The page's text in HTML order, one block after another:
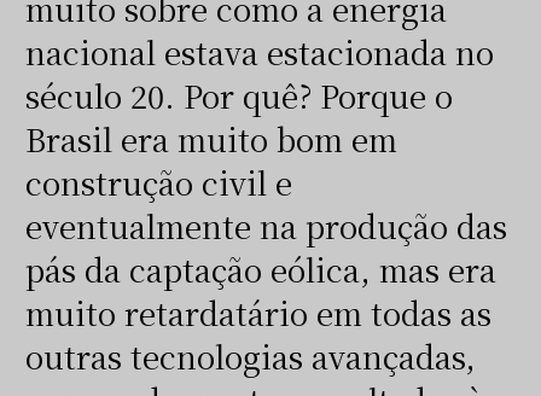
muito sobre como a energia
nacional estava estacionada no
século 20. Por quê? Porque o
Brasil era muito bom em
construção civil e
eventualmente na produção das
pás da captação eólica, mas era
muito retardatário em todas as
outras tecnologias avançadas,